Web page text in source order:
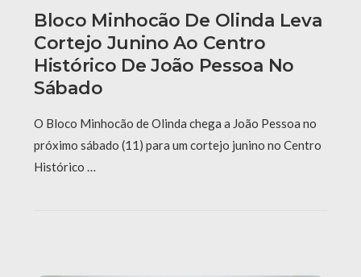
Bloco Minhocão De Olinda Leva
Cortejo Junino Ao Centro
Histórico De João Pessoa No
Sábado
O Bloco Minhocão de Olinda chega a João Pessoa no
próximo sábado (11) para um cortejo junino no Centro
Histórico …